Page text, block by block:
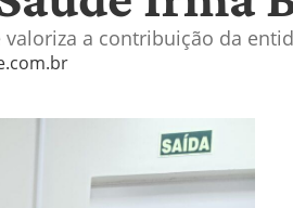
a contribuição da